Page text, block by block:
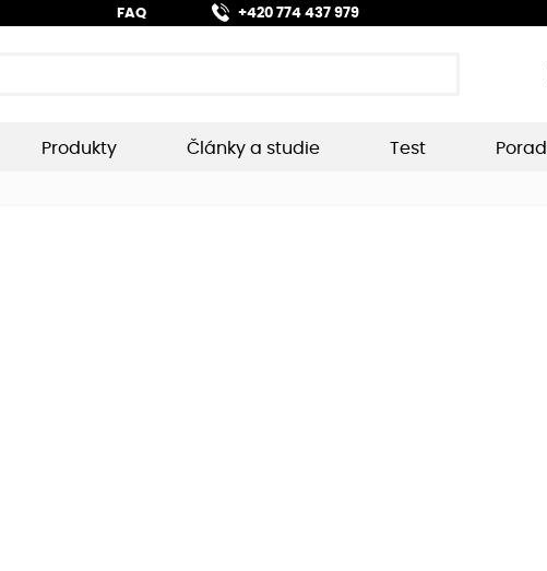
FAQ +420 774 437 979
Produkty Články a studie Test